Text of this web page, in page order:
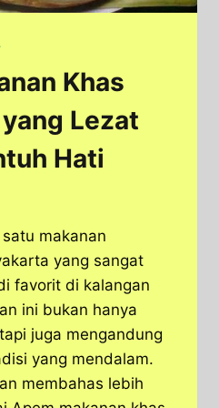
Khas
Lezat
Hati
makanan
yang sangat
favorit di kalangan
ini bukan hanya
juga mengandung
yang mendalam.
membahas lebih